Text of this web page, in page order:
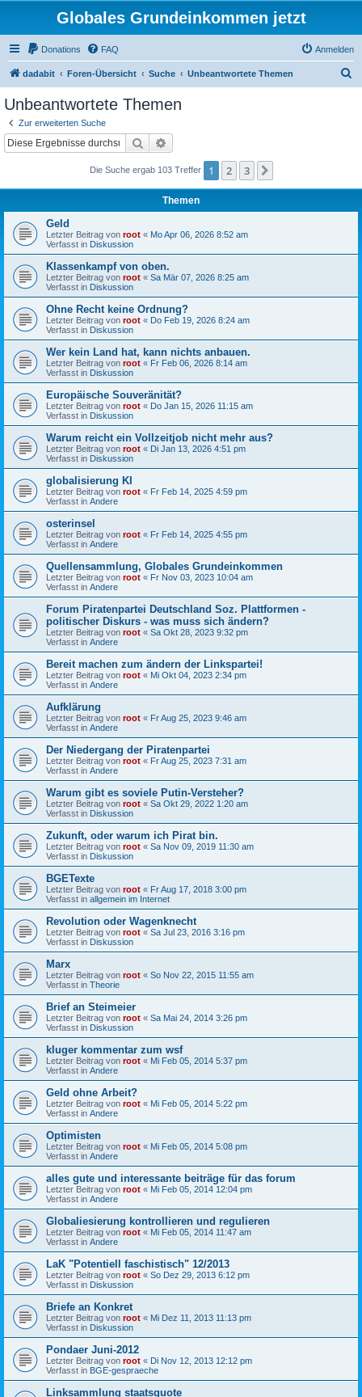
Globales Grundeinkommen jetzt
Donations FAQ Anmelden
dadabit Foren-Übersicht Suche Unbeantwortete Themen
Unbeantwortete Themen
Zur erweiterten Suche
Suche
Die Suche ergab 103 Treffer 1 2 3
Themen
Geld
Letzter Beitrag von root « Mo Apr 06, 2026 8:52 am
Verfasst in Diskussion
Klassenkampf von oben.
Letzter Beitrag von root « Sa Mär 07, 2026 8:25 am
Verfasst in Diskussion
Ohne Recht keine Ordnung?
Letzter Beitrag von root « Do Feb 19, 2026 8:24 am
Verfasst in Diskussion
Wer kein Land hat, kann nichts anbauen.
Letzter Beitrag von root « Fr Feb 06, 2026 8:14 am
Verfasst in Diskussion
Europäische Souveränität?
Letzter Beitrag von root « Do Jan 15, 2026 11:15 am
Verfasst in Diskussion
Warum reicht ein Vollzeitjob nicht mehr aus?
Letzter Beitrag von root « Di Jan 13, 2026 4:51 pm
Verfasst in Diskussion
globalisierung KI
Letzter Beitrag von root « Fr Feb 14, 2025 4:59 pm
Verfasst in Andere
osterinsel
Letzter Beitrag von root « Fr Feb 14, 2025 4:55 pm
Verfasst in Andere
Quellensammlung, Globales Grundeinkommen
Letzter Beitrag von root « Fr Nov 03, 2023 10:04 am
Verfasst in Andere
Forum Piratenpartei Deutschland Soz. Plattformen -
politischer Diskurs - was muss sich ändern?
Letzter Beitrag von root « Sa Okt 28, 2023 9:32 pm
Verfasst in Andere
Bereit machen zum ändern der Linkspartei!
Letzter Beitrag von root « Mi Okt 04, 2023 2:34 pm
Verfasst in Andere
Aufklärung
Letzter Beitrag von root « Fr Aug 25, 2023 9:46 am
Verfasst in Andere
Der Niedergang der Piratenpartei
Letzter Beitrag von root « Fr Aug 25, 2023 7:31 am
Verfasst in Andere
Warum gibt es soviele Putin-Versteher?
Letzter Beitrag von root « Sa Okt 29, 2022 1:20 am
Verfasst in Diskussion
Zukunft, oder warum ich Pirat bin.
Letzter Beitrag von root « Sa Nov 09, 2019 11:30 am
Verfasst in Diskussion
BGETexte
Letzter Beitrag von root « Fr Aug 17, 2018 3:00 pm
Verfasst in allgemein im Internet
Revolution oder Wagenknecht
Letzter Beitrag von root « Sa Jul 23, 2016 3:16 pm
Verfasst in Diskussion
Marx
Letzter Beitrag von root « So Nov 22, 2015 11:55 am
Verfasst in Theorie
Brief an Steimeier
Letzter Beitrag von root « Sa Mai 24, 2014 3:26 pm
Verfasst in Diskussion
kluger kommentar zum wsf
Letzter Beitrag von root « Mi Feb 05, 2014 5:37 pm
Verfasst in Andere
Geld ohne Arbeit?
Letzter Beitrag von root « Mi Feb 05, 2014 5:22 pm
Verfasst in Andere
Optimisten
Letzter Beitrag von root « Mi Feb 05, 2014 5:08 pm
Verfasst in Andere
alles gute und interessante beiträge für das forum
Letzter Beitrag von root « Mi Feb 05, 2014 12:04 pm
Verfasst in Andere
Globaliesierung kontrollieren und regulieren
Letzter Beitrag von root « Mi Feb 05, 2014 11:47 am
Verfasst in Andere
LaK "Potentiell faschistisch" 12/2013
Letzter Beitrag von root « So Dez 29, 2013 6:12 pm
Verfasst in Diskussion
Briefe an Konkret
Letzter Beitrag von root « Mi Dez 11, 2013 11:13 pm
Verfasst in Diskussion
Pondaer Juni-2012
Letzter Beitrag von root « Di Nov 12, 2013 12:12 pm
Verfasst in BGE-gespraeche
Linksammlung staatsquote